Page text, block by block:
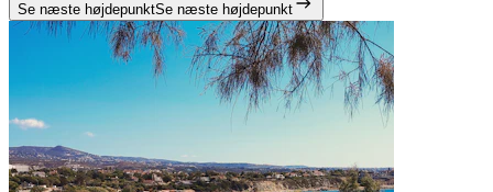
Se næste højdepunktSe næste højdepunkt